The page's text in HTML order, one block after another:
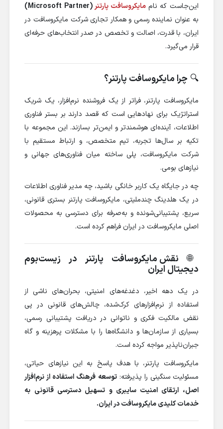
این‌جاست که نام مایکروسافت پارتنر(Microsoft Partner)
به عنوان نماینده رسمی و همکار تجاری شرکت مایکروسافت در
ایران، با قدرت، اصالت و تخصص در صدر انتخاب‌های حرفه‌ای
قرار می‌گیرد.
🔍 چرا مایکروسافت پارتنر؟
مایکروسافت پارتنر، فراتر از یک فروشنده نرم‌افزار، یک شریک
استراتژیک برای نهادهایی است که قصد دارند بر بستر فناوری
اطلاعات، آینده‌ای هوشمندتر و ایمن‌تر بسازند. این مجموعه با
تکیه بر سال‌ها تجربه، تیم متخصص، و ارتباط مستقیم با
شرکت مایکروسافت، پلی ساخته میان فناوری‌های جهانی و
نیازهای بومی.
چه در جایگاه یک کاربر خانگی باشید، چه مدیر فناوری اطلاعات
در یک هلدینگ چندملیتی، مایکروسافت پارتنر بستری قانونی،
سریع، پشتیبانی‌شونده و به‌صرفه برای دسترسی به محصولات
اصلی مایکروسافت در ایران فراهم کرده است.
🌐 نقش مایکروسافت پارتنر در زیست‌بوم
دیجیتال ایران
در یک دهه اخیر، دغدغه‌های امنیتی، بحران‌های ناشی از
استفاده از نرم‌افزارهای کرک‌شده، چالش‌های قانونی در پی
نقض مالکیت فکری و ناتوانی در دریافت پشتیبانی رسمی،
بسیاری از سازمان‌ها و دانشگاه‌ها را با مشکلات پرهزینه و گاه
جبران‌ناپذیر مواجه کرده است.
مایکروسافت پارتنر، با هدف پاسخ به این نیازهای حیاتی،
مسئولیت سنگینی را پذیرفته:توسعه فرهنگ استفاده از نرم‌افزار
اصل، ارتقای امنیت سایبری و تسهیل دسترسی قانونی به
خدمات کلیدی مایکروسافت در ایران.